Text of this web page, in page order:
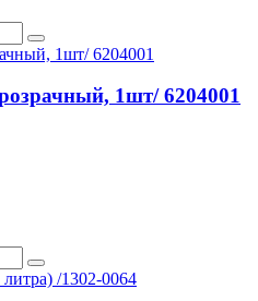
1шт/ 6204001